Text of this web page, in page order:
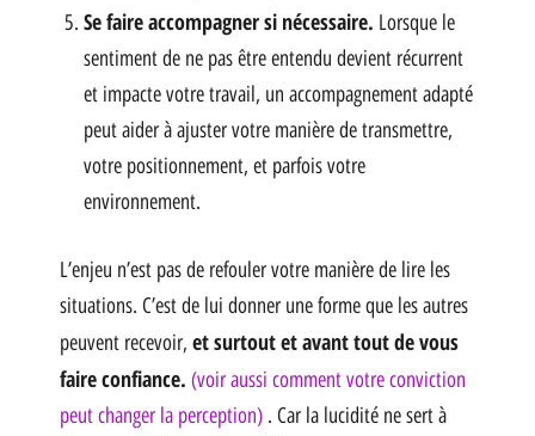
Se faire accompagner si nécessaire. Lorsque le
sentiment de ne pas être entendu devient récurrent
et impacte votre travail, un accompagnement adapté
peut aider à ajuster votre manière de transmettre,
votre positionnement, et parfois votre
environnement.
L’enjeu n’est pas de refouler votre manière de lire les
situations. C’est de lui donner une forme que les autres
peuvent recevoir, et surtout et avant tout de vous
faire confiance. (voir aussi comment votre conviction
peut changer la perception) . Car la lucidité ne sert à